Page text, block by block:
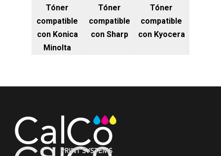
Tóner
compatible
con Konica
Minolta
Tóner
compatible
con Sharp
Tóner
compatible
con Kyocera